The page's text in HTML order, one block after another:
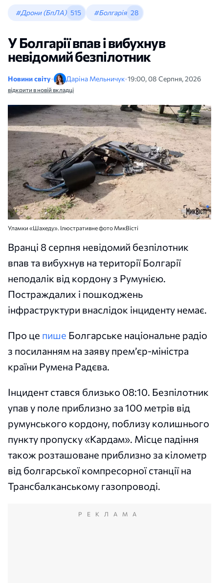
#Дрони (БпЛА) 515 #Болгарія 28
У Болгарії впав і вибухнув
невідомий безпілотник
Новини світу• Даріна Мельничук•19:00, 08 Серпня, 2026
відкрити в новій вкладці
Уламки «Шахеду». Ілюстративне фото МикВісті
Вранці 8 серпня невідомий безпілотник
впав та вибухнув на території Болгарії
неподалік від кордону з Румунією.
Постраждалих і пошкоджень
інфраструктури внаслідок інциденту немає.
Про це пише Болгарське національне радіо
з посиланням на заяву прем’єр-міністра
країни Румена Радєва.
Інцидент стався близько 08:10. Безпілотник
упав у поле приблизно за 100 метрів від
румунського кордону, поблизу колишнього
пункту пропуску «Кардам». Місце падіння
також розташоване приблизно за кілометр
від болгарської компресорної станції на
Трансбалканському газопроводі.
РЕКЛАМА